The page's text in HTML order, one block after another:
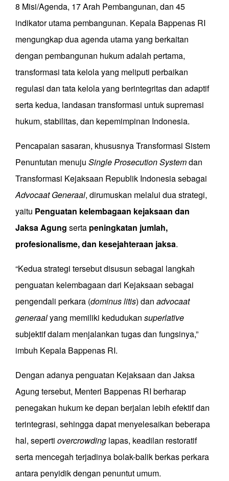
8 Misi/Agenda, 17 Arah Pembangunan, dan 45
indikator utama pembangunan. Kepala Bappenas RI
mengungkap dua agenda utama yang berkaitan
dengan pembangunan hukum adalah pertama,
transformasi tata kelola yang meliputi perbaikan
regulasi dan tata kelola yang berintegritas dan adaptif
serta kedua, landasan transformasi untuk supremasi
hukum, stabilitas, dan kepemimpinan Indonesia.
Pencapaian sasaran, khususnya Transformasi Sistem
Penuntutan menuju Single Prosecution Systemdan
Transformasi Kejaksaan Republik Indonesia sebagai
Advocaat Generaal, dirumuskan melalui dua strategi,
yaitu Penguatan kelembagaan kejaksaan dan
Jaksa Agung serta peningkatan jumlah,
profesionalisme, dan kesejahteraan jaksa.
“Kedua strategi tersebut disusun sebagai langkah
penguatan kelembagaan dari Kejaksaan sebagai
pengendali perkara (dominus litis) dan advocaat
generaalyang memiliki kedudukan superlative
subjektif dalam menjalankan tugas dan fungsinya,”
imbuh Kepala Bappenas RI.
Dengan adanya penguatan Kejaksaan dan Jaksa
Agung tersebut, Menteri Bappenas RI berharap
penegakan hukum ke depan berjalan lebih efektif dan
terintegrasi, sehingga dapat menyelesaikan beberapa
hal, seperti overcrowding lapas, keadilan restoratif
serta mencegah terjadinya bolak-balik berkas perkara
antara penyidik dengan penuntut umum.